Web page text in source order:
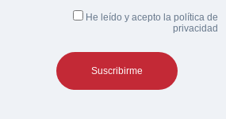
He leído y acepto la política de
privacidad